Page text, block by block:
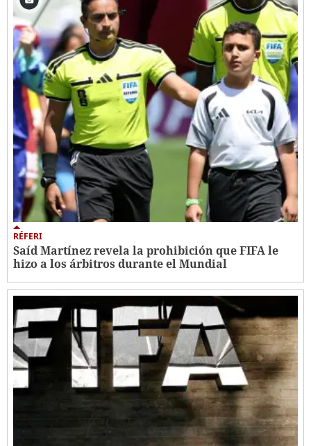
RÉFERI
Saíd Martínez revela la prohibición que FIFA le
hizo a los árbitros durante el Mundial